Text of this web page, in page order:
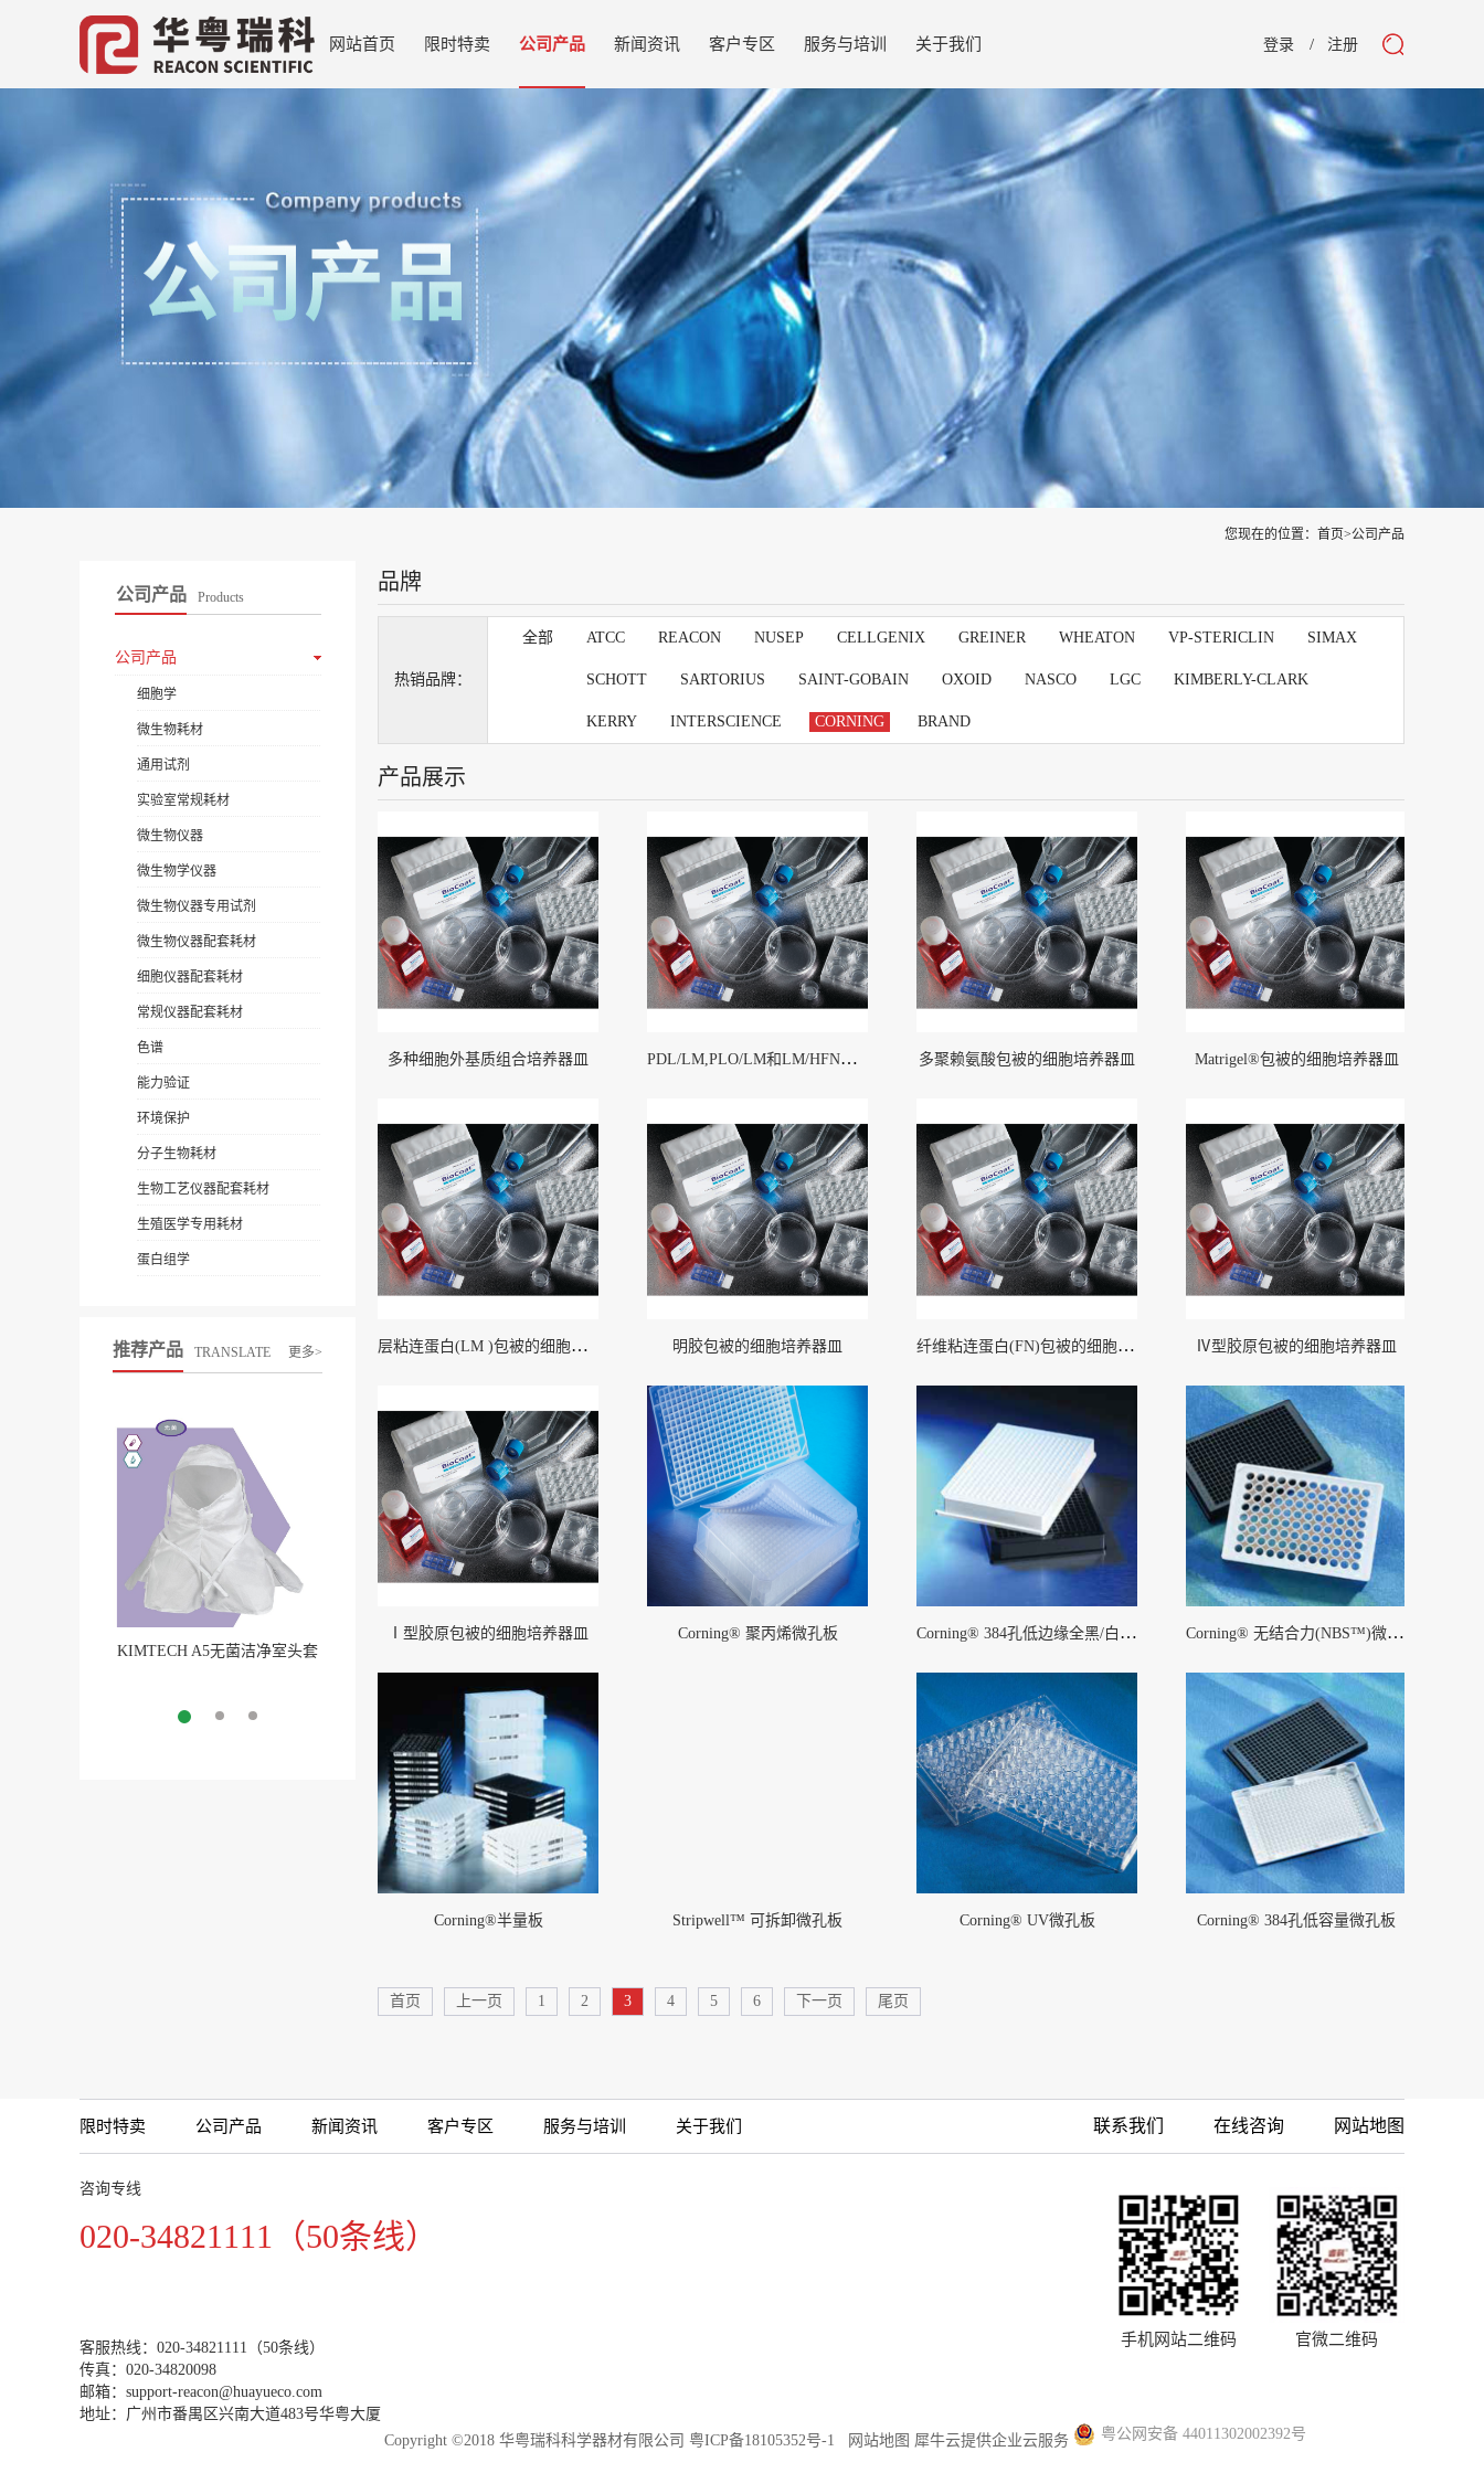
登录 注册
网站首页 限时特卖 公司产品 新闻资讯 客户专区 服务与培训 关于我们
您现在的位置： 首页>公司产品
公司产品 Products
公司产品
细胞学
微生物耗材
通用试剂
实验室常规耗材
微生物仪器
微生物学仪器
微生物仪器专用试剂
微生物仪器配套耗材
细胞仪器配套耗材
常规仪器配套耗材
色谱
能力验证
环境保护
分子生物耗材
生物工艺仪器配套耗材
生殖医学专用耗材
蛋白组学
推荐产品 TRANSLATE 更多>
KIMTECH A5无菌洁净室头套
无菌连接(1)
品牌
热销品牌：
全部 ATCC REACON NUSEP CELLGENIX GREINER WHEATON VP-STERICLIN SIMAX
SCHOTT SARTORIUS SAINT-GOBAIN OXOID NASCO LGC KIMBERLY-CLARK
KERRY INTERSCIENCE CORNING BRAND
产品展示
多种细胞外基质组合培养器皿 PDL/LM,PLO/LM和LM/HFN包被的细胞培养器皿 多聚赖氨酸包被的细胞培养器皿 Matrigel®包被的细胞培养器皿
层粘连蛋白(LM )包被的细胞培养器皿 明胶包被的细胞培养器皿 纤维粘连蛋白(FN)包被的细胞培养器皿 Ⅳ型胶原包被的细胞培养器皿
Ⅰ型胶原包被的细胞培养器皿 Corning® 聚丙烯微孔板 Corning® 384孔低边缘全黑/白微孔板 Corning® 无结合力(NBS™)微孔板
Corning®半量板 Stripwell™ 可拆卸微孔板 Corning® UV微孔板 Corning® 384孔低容量微孔板
首页 上一页 1 2 3 4 5 6 下一页 尾页
限时特卖 公司产品 新闻资讯 客户专区 服务与培训 关于我们 联系我们 在线咨询 网站地图
咨询专线
020-34821111（50条线）
客服热线：020-34821111（50条线）
传真：020-34820098
邮箱：support-reacon@huayueco.com
地址：广州市番禺区兴南大道483号华粤大厦
官微二维码
手机网站二维码
Copyright ©2018 华粤瑞科科学器材有限公司 粤ICP备18105352号-1 网站地图 犀牛云提供企业云服务 粤公网安备 44011302002392号